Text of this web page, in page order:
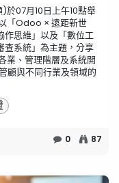
07月10日上午10點舉
「Odoo × 遠距新世
思維」以及「數位工
查系統」為主題，分享
業、管理階層及系統開
顧與不同行業及領域的
0 87